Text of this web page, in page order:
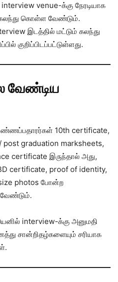
venue-க்கு நேரடியாக
கொள்ள வேண்டும்.
இடத்தில் மட்டும் கலந்து
குறிப்பிடப்பட்டுள்ளது.
வேண்டிய
10th certificate,
graduation marksheets,
certificate இருந்தால் அது,
certificate, proof of identity,
photos போன்ற
interview-க்கு அனுமதி
சான்றிதழ்களையும் சரியாக